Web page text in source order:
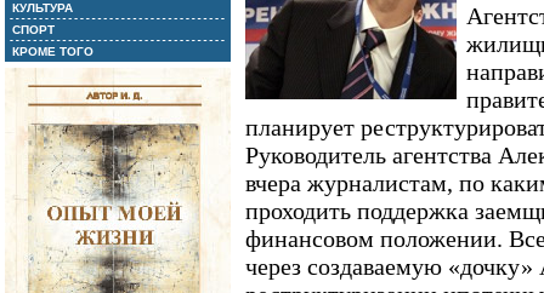
КУЛЬТУРА
СПОРТ
КРОМЕ ТОГО
планирует
Руководитель агентства
вчера журналистам, по
проходить поддержка
финансовом положении.
через создаваемую